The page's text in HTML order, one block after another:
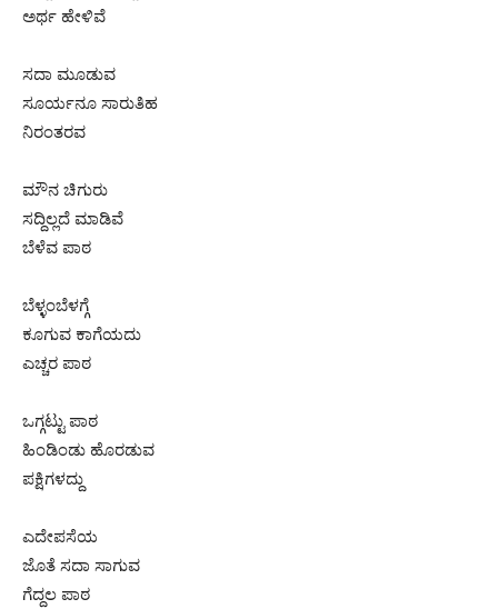
ಅರ್ಥ ಹೇಳಿವೆ
ಸದಾ ಮೂಡುವ
ಸೂರ್ಯನೂ ಸಾರುತಿಹ
ನಿರಂತರವ
ಮೌನ ಚಿಗುರು
ಸದ್ದಿಲ್ಲದೆ ಮಾಡಿವೆ
ಬೆಳೆವ ಪಾಠ
ಬೆಳ್ಳಂಬೆಳಗ್ಗೆ
ಕೂಗುವ ಕಾಗೆಯದು
ಎಚ್ಚರ ಪಾಠ
ಒಗ್ಗಟ್ಟು ಪಾಠ
ಹಿಂಡಿಂಡು ಹೊರಡುವ
ಪಕ್ಷಿಗಳದ್ದು
ಎದೇಪಸೆಯ
ಜೊತೆ ಸದಾ ಸಾಗುವ
ಗೆದ್ದಲ ಪಾಠ